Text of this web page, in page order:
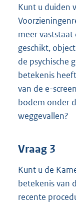
Kunt u duiden
meer
geschikt,
de psychische
betekenis
van de e-
bodem onder
weggevallen?
Vraag 3
Kunt u de
betekenis van
recente